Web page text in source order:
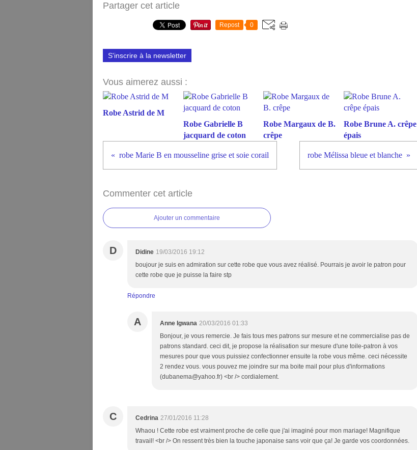
Partager cet article
Repost 0
S'inscrire à la newsletter
Vous aimerez aussi :
Robe Astrid de M
Robe Gabrielle B
jacquard de coton
Robe Margaux de B.
crêpe
Robe Brune A. crêpe
épais
robe Marie B en mousseline grise et soie corail robe Mélissa bleue et blanche
Commenter cet article
Ajouter un commentaire
D Didine 19/03/2016 19:12
boujour je suis en admiration sur cette robe que vous avez réalisé. Pourrais je avoir le patron pour
cette robe que je puisse la faire stp
Répondre
A Anne Igwana 20/03/2016 01:33
Bonjour, je vous remercie. Je fais tous mes patrons sur mesure et ne commercialise pas de
patrons standard. ceci dit, je propose la réalisation sur mesure d'une toile-patron à vos
mesures pour que vous puissiez confectionner ensuite la robe vous même. ceci nécessite
2 rendez vous. vous pouvez me joindre sur ma boite mail pour plus d'informations
(dubanema@yahoo.fr) <br /> cordialement.
C Cedrina 27/01/2016 11:28
Whaou ! Cette robe est vraiment proche de celle que j'ai imaginé pour mon mariage! Magnifique
travail! <br /> On ressent très bien la touche japonaise sans voir que ça! Je garde vos coordonnées.